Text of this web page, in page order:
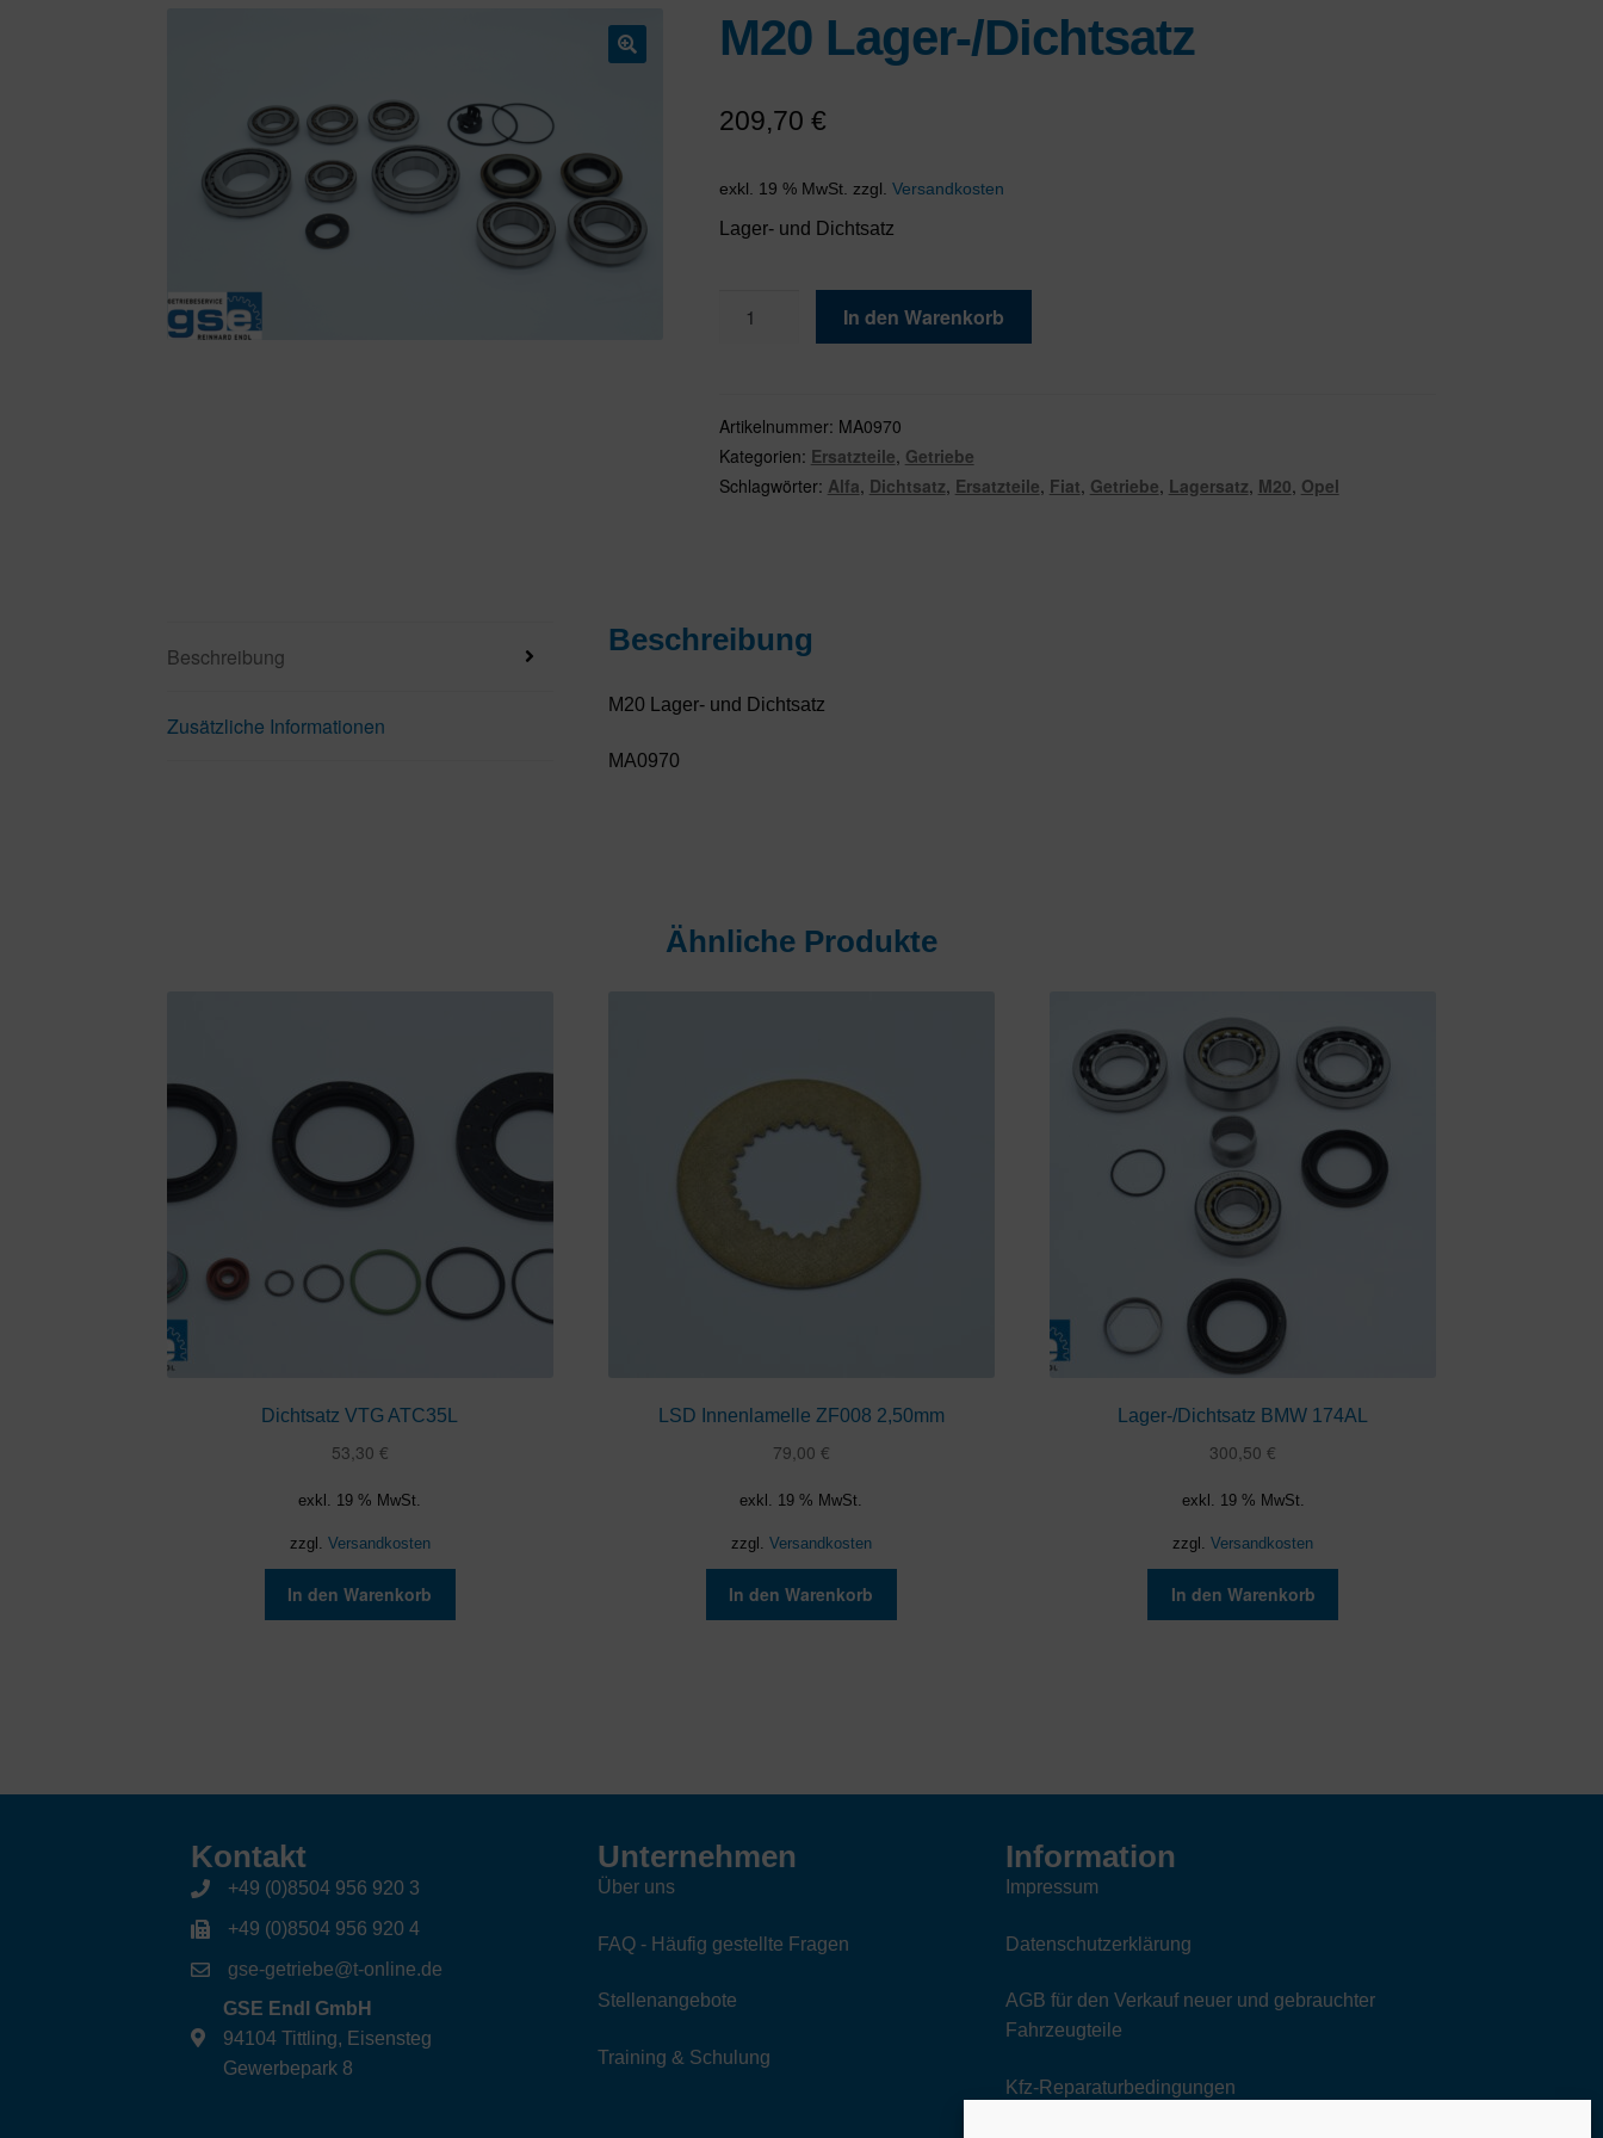
M20 Lager-/Dichtsatz
209,70 €
exkl. 19 % MwSt. zzgl. Versandkosten
Lager- und Dichtsatz
Lager-/Dichtsatz
In den Warenkorb
Artikelnummer: MA0970
Kategorien: Ersatzteile, Getriebe
Schlagwörter: Alfa, Dichtsatz, Ersatzteile, Fiat, Getriebe, Lagersatz, M20, Opel
Beschreibung
Zusätzliche Informationen
Beschreibung
M20 Lager- und Dichtsatz
MA0970
Ähnliche Produkte
Dichtsatz VTG ATC35L
53,30 €
exkl. 19 % MwSt.
zzgl. Versandkosten
In den Warenkorb
LSD Innenlamelle ZF008 2,50mm
79,00 €
exkl. 19 % MwSt.
zzgl. Versandkosten
In den Warenkorb
Lager-/Dichtsatz BMW 174AL
300,50€
exkl. 19 % MwSt.
zzgl.Versandkosten
In den Warenkorb
Kontakt
+49 (0)8504 956 920 3
+49 (0)8504 956 920 4
gse-getriebe@t-online.de
GSE Endl GmbH
94104 Tittling, Eisensteg
Gewerbepark 8
Unternehmen
Über uns
FAQ - Häufig gestellte Fragen
Stellenangebote
Training & Schulung
Information
Impressum
Datenschutzerklärung
AGB für den Verkauf neuer und gebrauchter
Fahrzeugteile
Kfz-Reparaturbedingungen